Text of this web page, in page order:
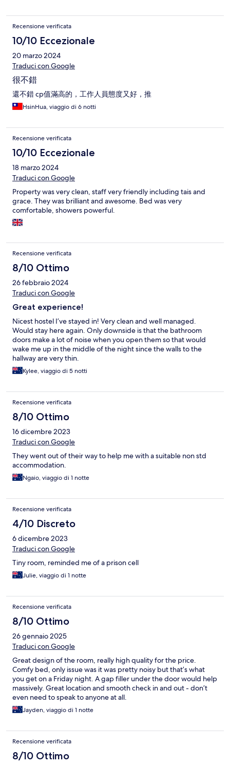
Recensione verificata
10/10 Eccezionale
20 marzo 2024
Traduci con Google
很不錯
還不錯 cp值滿高的，工作人員態度又好，推
HsinHua, viaggio di 6 notti
Recensione verificata
10/10 Eccezionale
18 marzo 2024
Traduci con Google
Property was very clean, staff very friendly including tais and
grace. They was brilliant and awesome. Bed was very
comfortable, showers powerful.
Recensione verificata
8/10 Ottimo
26 febbraio 2024
Traduci con Google
Great experience!
Nicest hostel I’ve stayed in! Very clean and well managed.
Would stay here again. Only downside is that the bathroom
doors make a lot of noise when you open them so that would
wake me up in the middle of the night since the walls to the
hallway are very thin.
Kylee, viaggio di 5 notti
Recensione verificata
8/10 Ottimo
16 dicembre 2023
Traduci con Google
They went out of their way to help me with a suitable non std
accommodation.
Ngaio, viaggio di 1 notte
Recensione verificata
4/10 Discreto
6 dicembre 2023
Traduci con Google
Tiny room, reminded me of a prison cell
Julie, viaggio di 1 notte
Recensione verificata
8/10 Ottimo
26 gennaio 2025
Traduci con Google
Great design of the room, really high quality for the price.
Comfy bed, only issue was it was pretty noisy but that’s what
you get on a Friday night. A gap filler under the door would help
massively. Great location and smooth check in and out - don’t
even need to speak to anyone at all.
Jayden, viaggio di 1 notte
Recensione verificata
8/10 Ottimo